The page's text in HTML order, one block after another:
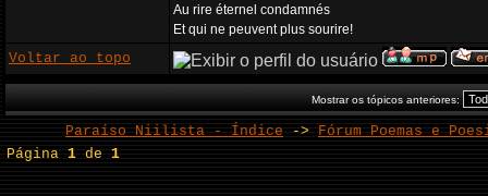
Au rire éternel condamnés
Et qui ne peuvent plus sourire!
Voltar ao topo
Mostrar os tópicos anteriores:
Paraíso Niilista - Índice -> Fórum Poemas e
Página1 de1